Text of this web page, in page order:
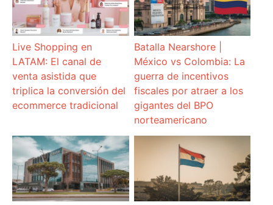
Live Shopping en
LATAM: El canal de
venta asistida que
triplica la conversión del
ecommerce tradicional
Batalla Nearshore |
México vs Colombia: La
guerra de incentivos
fiscales por atraer a los
gigantes del BPO
norteamericano